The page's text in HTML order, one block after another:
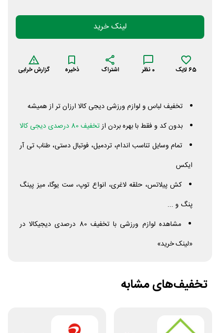
لینک خرید
65لایک 0 نظر اشتراک ذخیره گزارش خرابی
تخفیف لباس و لوازم ورزشی دیجی کالا ارزان تر از همیشه
بدون کد و فقط با بهره بردن ازتخفیف 80 درصدی دیجی کالا
تمام وسایل تناسب اندام، تردمیل، فوتبال دستی، طناب تی آر
ایکس
کش پیلاتس، حلقه لاغری، انواع توپ، ست یوگا، میز پینگ
پنگ و ...
مشاهده لوازم ورزشی با تخفیف 80 درصدی دیجیکالا در
«لینک خرید»
تخفیف‌های مشابه